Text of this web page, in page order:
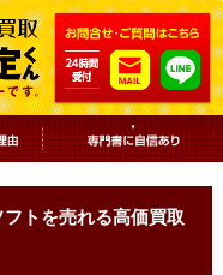
トを売れる高価買取